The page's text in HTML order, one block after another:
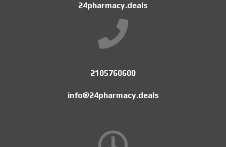
24pharmacy.deals
2105760600
info@24pharmacy.deals